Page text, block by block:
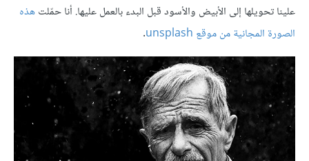
علينا تحويلها إلى الأبيض والأسود قبل البدء بالعمل عليها. أنا حمّلتهذه
الصورة المجانية من موقع unsplash
.